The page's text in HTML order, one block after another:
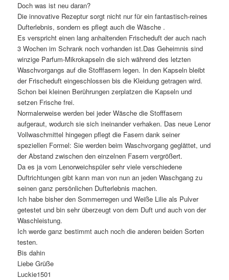
Doch was ist neu daran?
Die innovative Rezeptur sorgt nicht nur für ein fantastisch-reines
Dufterlebnis, sondern es pflegt auch die Wäsche .
Es verspricht einen lang anhaltenden Frischeduft der auch nach
3 Wochen im Schrank noch vorhanden ist.Das Geheimnis sind
winzige Parfum-Mikrokapseln die sich während des letzten
Waschvorgangs auf die Stofffasern legen. In den Kapseln bleibt
der Frischeduft eingeschlossen bis die Kleidung getragen wird.
Schon bei kleinen Berührungen zerplatzen die Kapseln und
setzen Frische frei.
Normalerweise werden bei jeder Wäsche die Stofffasern
aufgeraut, wodurch sie sich ineinander verhaken. Das neue Lenor
Vollwaschmittel hingegen pflegt die Fasern dank seiner
speziellen Formel: Sie werden beim Waschvorgang geglättet, und
der Abstand zwischen den einzelnen Fasern vergrößert.
Da es ja vom Lenorweichspüler sehr viele verschiedene
Duftrichtungen gibt kann man von nun an jeden Waschgang zu
seinen ganz persönlichen Dufterlebnis machen.
Ich habe bisher den Sommerregen und Weiße Lilie als Pulver
getestet und bin sehr überzeugt von dem Duft und auch von der
Waschleistung.
Ich werde ganz bestimmt auch noch die anderen beiden Sorten
testen.
Bis dahin
Liebe Grüße
Luckie1501